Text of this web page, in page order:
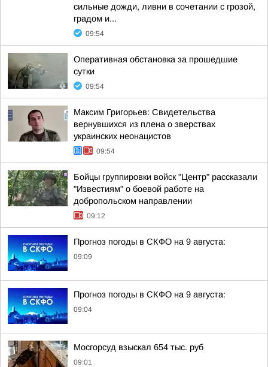
сильные дожди, ливни в сочетании с грозой,
градом и...
09:54
Оперативная обстановка за прошедшие
сутки
09:54
Максим Григорьев: Свидетельства
вернувшихся из плена о зверствах
украинских неонацистов
09:54
Бойцы группировки войск "Центр" рассказали
"Известиям" о боевой работе на
добропольском направлении
09:12
Прогноз погоды в СКФО на 9 августа:
09:09
Прогноз погоды в СКФО на 9 августа:
09:04
Мосгорсуд взыскал 654 тыс. руб
09:01